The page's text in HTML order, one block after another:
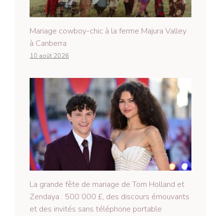
Mariage cowboy-chic à la ferme Majura Valley
à Canberra
10 août 2026
La grande fête de mariage de Tom Holland et
Zendaya : 500 000 £, des discours émouvants
et des invités sans téléphone portable